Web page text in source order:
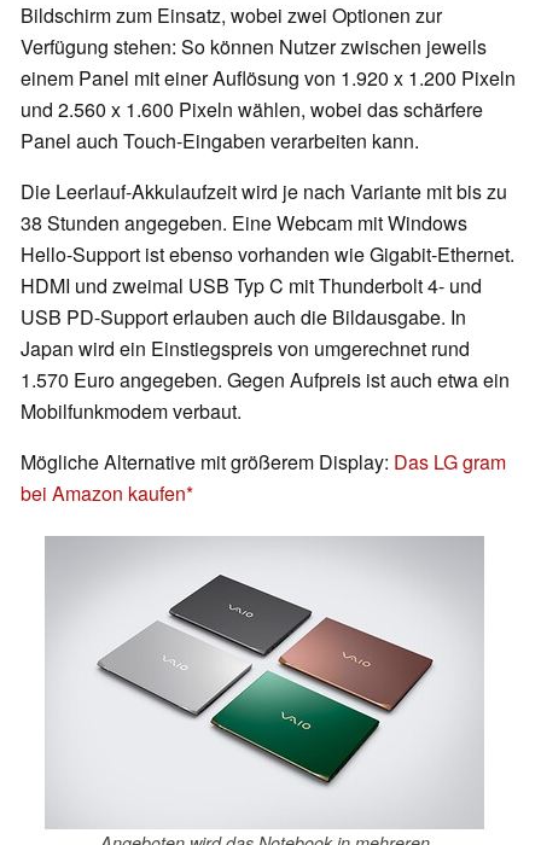
Bildschirm zum Einsatz, wobei zwei Optionen zur
Verfügung stehen: So können Nutzer zwischen jeweils
einem Panel mit einer Auflösung von 1.920 x 1.200 Pixeln
und 2.560 x 1.600 Pixeln wählen, wobei das schärfere
Panel auch Touch-Eingaben verarbeiten kann.
Die Leerlauf-Akkulaufzeit wird je nach Variante mit bis zu
38 Stunden angegeben. Eine Webcam mit Windows
Hello-Support ist ebenso vorhanden wie Gigabit-Ethernet.
HDMI und zweimal USB Typ C mit Thunderbolt 4- und
USB PD-Support erlauben auch die Bildausgabe. In
Japan wird ein Einstiegspreis von umgerechnet rund
1.570 Euro angegeben. Gegen Aufpreis ist auch etwa ein
Mobilfunkmodem verbaut.
Mögliche Alternative mit größerem Display: Das LG gram
bei Amazon kaufen